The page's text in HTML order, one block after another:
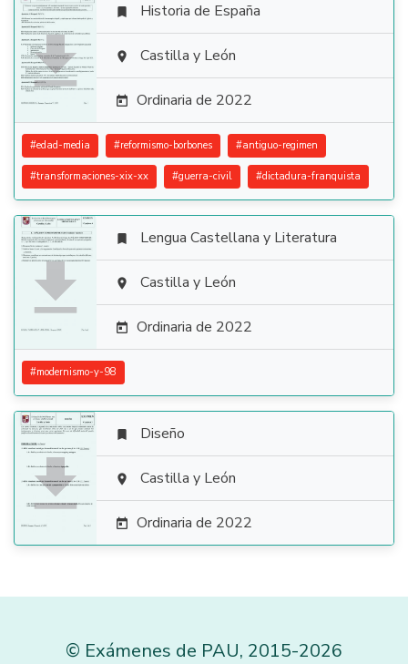

 Historia de España
 Castilla y León
 Ordinaria de 2022
#edad-media #reformismo-borbones #antiguo-regimen
#transformaciones-xix-xx #guerra-civil #dictadura-franquista

 Lengua Castellana y Literatura
 Castilla y León
 Ordinaria de 2022
#modernismo-y-98

 Diseño
 Castilla y León
 Ordinaria de 2022
© Exámenes de PAU, 2015-2026